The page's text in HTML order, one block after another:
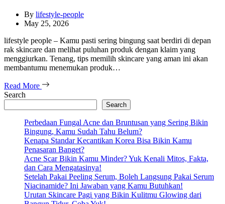
By lifestyle-people
May 25, 2026
lifestyle people – Kamu pasti sering bingung saat berdiri di depan
rak skincare dan melihat puluhan produk dengan klaim yang
menggiurkan. Tenang, tips memilih skincare yang aman ini akan
membantumu menemukan produk…
Read More
Search
Search
Perbedaan Fungal Acne dan Bruntusan yang Sering Bikin
Bingung, Kamu Sudah Tahu Belum?
Kenapa Standar Kecantikan Korea Bisa Bikin Kamu
Penasaran Banget?
Acne Scar Bikin Kamu Minder? Yuk Kenali Mitos, Fakta,
dan Cara Mengatasinya!
Setelah Pakai Peeling Serum, Boleh Langsung Pakai Serum
Niacinamide? Ini Jawaban yang Kamu Butuhkan!
Urutan Skincare Pagi yang Bikin Kulitmu Glowing dari